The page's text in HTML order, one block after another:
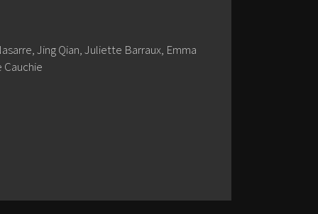
Jing Qian, Juliette Barraux, Emma
Cauchie